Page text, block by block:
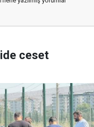
ceset